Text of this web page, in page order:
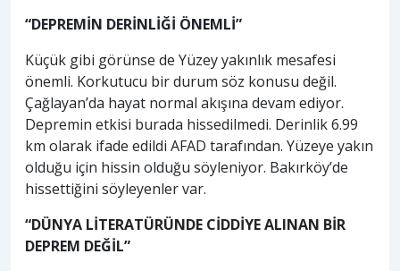
“DEPREMİN DERİNLİĞİ ÖNEMLİ”
Küçük gibi görünse de Yüzey yakınlık mesafesi
önemli. Korkutucu bir durum söz konusu değil.
Çağlayan’da hayat normal akışına devam ediyor.
Depremin etkisi burada hissedilmedi. Derinlik 6.99
km olarak ifade edildi AFAD tarafından. Yüzeye yakın
olduğu için hissin olduğu söyleniyor. Bakırköy’de
hissettiğini söyleyenler var.
“DÜNYA LİTERATÜRÜNDE CİDDİYE ALINAN BİR
DEPREM DEĞİL”